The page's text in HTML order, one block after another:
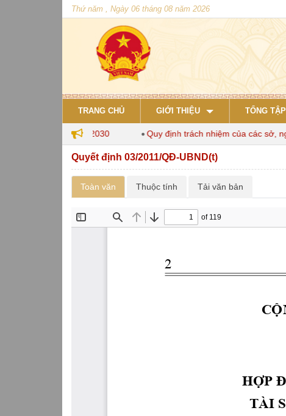
Thứ năm , Ngày 06 tháng 08 năm 2026
TRANG CHỦ GIỚI THIỆU TỔNG TẬP
nuôi đến năm 2030 Quy định trách nhiệm của các sở,
Quyết định 03/2011/QĐ-UBND(t)
Toàn văn Thuộc tính Tải văn bản